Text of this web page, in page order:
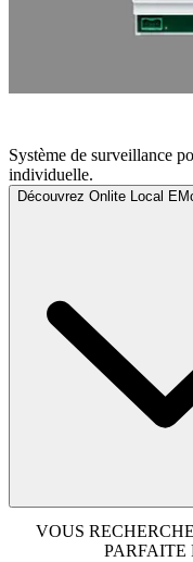
Système de surveillance
individuelle.
Découvrez Onlite Local
VOUS
PARFAITE